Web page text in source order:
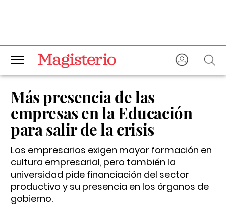
Más presencia de las
empresas en la Educación
para salir de la crisis
Los empresarios exigen mayor formación en
cultura empresarial, pero también la
universidad pide financiación del sector
productivo y su presencia en los órganos de
gobierno.